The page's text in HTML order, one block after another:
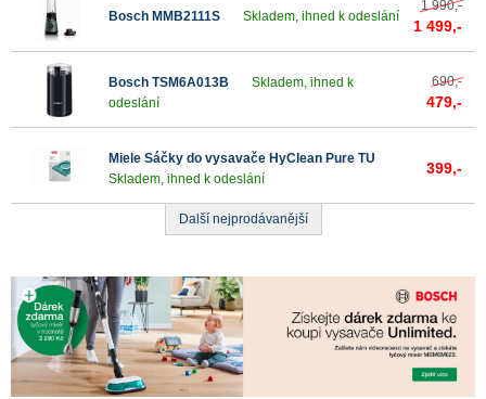
Bosch MMB2111S Skladem, ihned k odeslání
1 990,-
1 499,-
Bosch TSM6A013B
Skladem, ihned k
odeslání
690,-
479,-
Miele Sáčky do vysavače HyClean Pure TU
Skladem, ihned k odeslání
399,-
Další nejprodávanější